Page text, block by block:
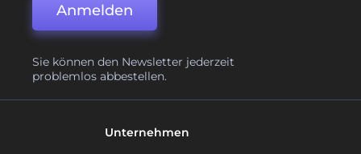
Anmelden
Sie können den Newsletter jederzeit
problemlos abbestellen.
Unternehmen